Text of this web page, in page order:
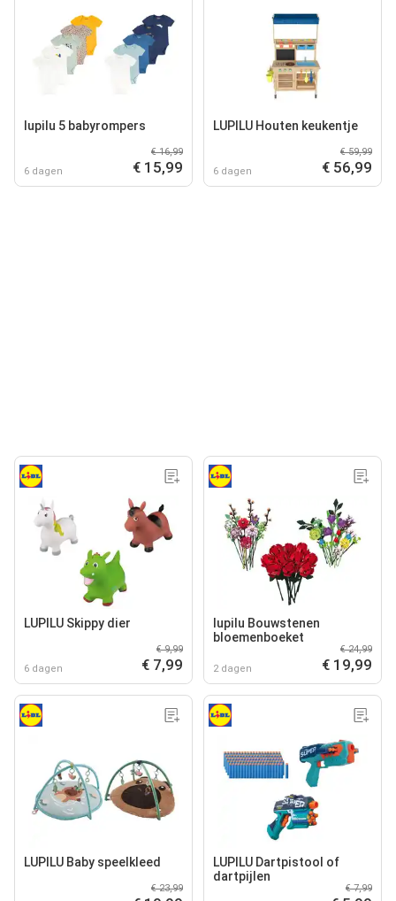
lupilu 5 babyrompers
6 dagen
€ 16,99
€ 15,99
LUPILU Houten keukentje
6 dagen
€ 59,99
€ 56,99
LUPILU Skippy dier
6 dagen
€ 9,99
€ 7,99
lupilu Bouwstenen
bloemenboeket
2 dagen
€ 24,99
€ 19,99
LUPILU Baby speelkleed
€ 23,99
LUPILU Dartpistool of
dartpijlen
€ 7,99